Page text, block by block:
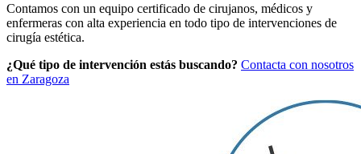
Contamos con un equipo certificado de cirujanos, médicos y
enfermeras con alta experiencia en todo tipo de intervenciones de
cirugía estética.
¿Qué tipo de intervención estás buscando? Contacta con nosotros
en Zaragoza